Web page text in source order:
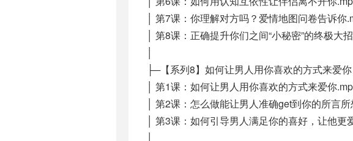
│ 第7课：你理解对方吗？爱情地图问卷告诉你
│ 第8课：正确提升你们之间“小秘密”的终极大
├─【系列8】如何让男人用你喜欢的方式来爱你
│ 第1课：如何让男人用你喜欢的方式来爱你
│ 第2课：怎么做能让男人准确get到你的所言
│ 第3课：如何引导男人满足你的喜好，让他更